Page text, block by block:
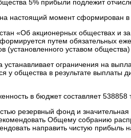
5% прибыли подлежит
настоящий момент сформирован в
«Об акционерных обществах и
путем обязательных
(установленного уставом
устанавливает ограничения на
у общества в результате
в бюджет составляет
резервный фонд и
Общему собранию
направить чистую прибыль